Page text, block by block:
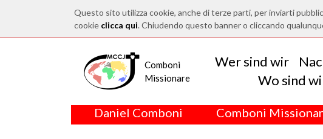
Questo sito utilizza cookie, anche di terze parti, per inviarti
cookie clicca qui. Chiudendo questo banner o cliccando
Comboni
Missionare
Wer sind wir
Wo sind
Daniel Comboni Comboni